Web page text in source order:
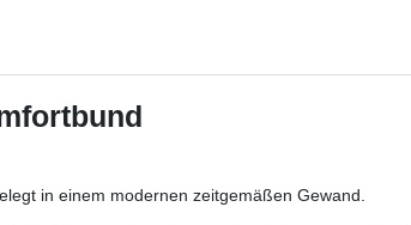
in einem modernen zeitgemäßen Gewand.